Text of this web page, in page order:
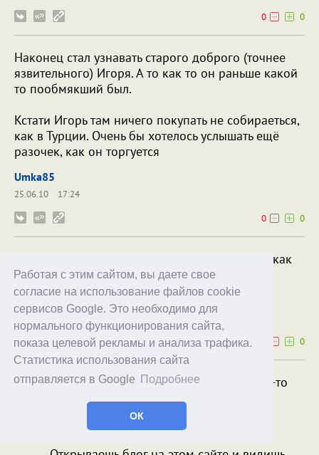
Работая с этим сайтом, вы даете свое
согласие на использование файлов cookie
сервисов Google. Это необходимо для
нормального функционирования сайта,
показа целевой рекламы и анализа трафика.
Статистика использования сайта
отправляется в Google
Подробнее
ОК
0
0
Наконец стал узнавать старого доброго (точнее
язвительного) Игоря. А то как то он раньше какой
то пообмякший был.
Кстати Игорь там ничего покупать не собираеться,
как в Турции. Очень бы хотелось услышать ещё
разочек, как он торгуется
Umka85
25.06.10
17:24
0
0
(грустно) Что ж они едят-то все время у вас... как
будто больше совсем заняться нечем... 😉
Camel1000
23.06.10
0
Camel1000: (грустно) Что ж они едят-то
все время у вас... как будто больше
совсем заняться нечем...